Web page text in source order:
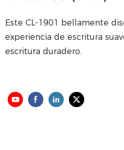
Este CL-1901 bellamente
experiencia de escritura
escritura duradero.